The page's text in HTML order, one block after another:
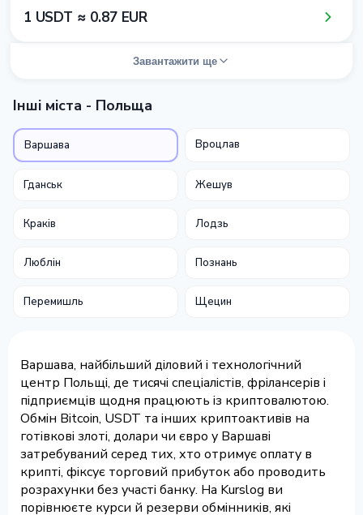
1​ USDT ≈ 0​.8​7​ EUR
Завантажити ще
Інші міста - Польща
Варшава Вроцлав
Гданськ Жешув
Краків Лодзь
Люблін Познань
Перемишль Щецин
Варшава, найбільший діловий і технологічний
центр Польщі, де тисячі спеціалістів, фрілансерів і
підприємців щодня працюють із криптовалютою.
Обмін Bitcoin, USDT та інших криптоактивів на
готівкові злоті, долари чи євро у Варшаві
затребуваний серед тих, хто отримує оплату в
крипті, фіксує торговий прибуток або проводить
розрахунки без участі банку. На Kurslog ви
порівнюєте курси й резерви обмінників, які